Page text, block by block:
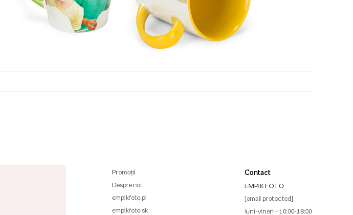
Promoții
Despre noi
empikfoto.pl
empikfoto.sk
Contact
EMPIK FOTO
[email protected]
luni-vineri – 10:00-18:00